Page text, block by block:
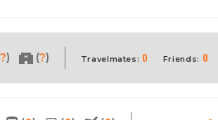
?) (?) Travelmates: 0 Friends: 0